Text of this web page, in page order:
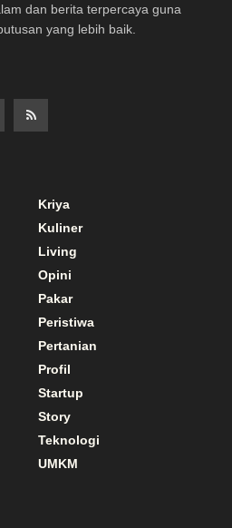
dan berita terpercaya guna
yang lebih baik.
Kriya
Kuliner
Living
Opini
Pakar
Peristiwa
Pertanian
Profil
Startup
Story
Teknologi
UMKM